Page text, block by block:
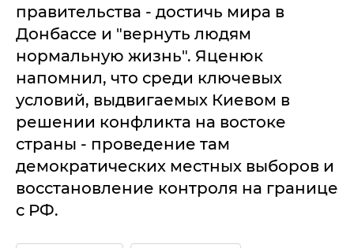
правительства - достичь мира в
Донбассе и "вернуть людям
нормальную жизнь". Яценюк
напомнил, что среди ключевых
условий, выдвигаемых Киевом в
решении конфликта на востоке
страны - проведение там
демократических местных выборов и
восстановление контроля на границе
с РФ.